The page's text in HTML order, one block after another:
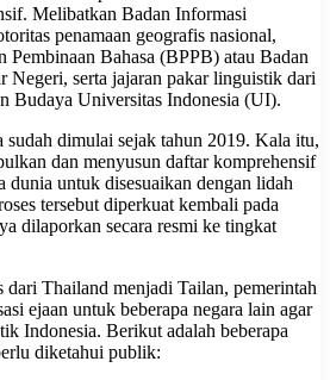
Melibatkan Badan Informasi
penamaan geografis nasional,
Pembinaan Bahasa (BPPB) atau Badan
Negeri, serta jajaran pakar linguistik dari
Budaya Universitas Indonesia (UI).
sudah dimulai sejak tahun 2019. Kala itu,
dan menyusun daftar komprehensif
dunia untuk disesuaikan dengan lidah
tersebut diperkuat kembali pada
dilaporkan secara resmi ke tingkat
dari Thailand menjadi Tailan, pemerintah
ejaan untuk beberapa negara lain agar
Indonesia. Berikut adalah beberapa
diketahui publik: